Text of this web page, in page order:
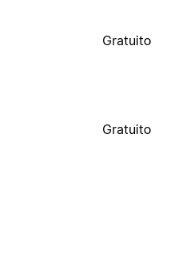
Gratuito
Gratuito